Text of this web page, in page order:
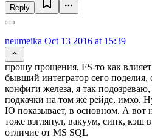
Reply
neumeika Oct 13 2016 at 15:39
прошу прощения, FS-то как влияет
бывший интегратор сего
конфиги железа, я так
подкачки на том же рейде, имхо.
IO показывает, в основном. А вот
тоже взглянул, вакуум, синк, кэш
отличие от MS SQL